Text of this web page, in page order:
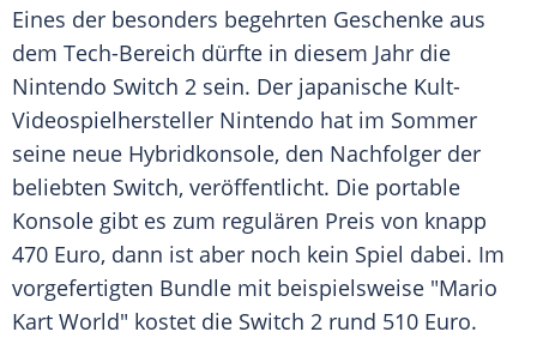
Eines der besonders begehrten Geschenke aus
dem Tech-Bereich dürfte in diesem Jahr die
Nintendo Switch 2 sein. Der japanische Kult-
Videospielhersteller Nintendo hat im Sommer
seine neue Hybridkonsole, den Nachfolger der
beliebten Switch, veröffentlicht. Die portable
Konsole gibt es zum regulären Preis von knapp
470 Euro, dann ist aber noch kein Spiel dabei. Im
vorgefertigten Bundle mit beispielsweise "Mario
Kart World" kostet die Switch 2 rund 510 Euro.